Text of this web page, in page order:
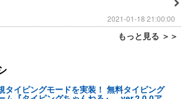
2021-01-18 21:00:00
もっと見る ＞＞
タイピングモードを実装！ 無料タイピング